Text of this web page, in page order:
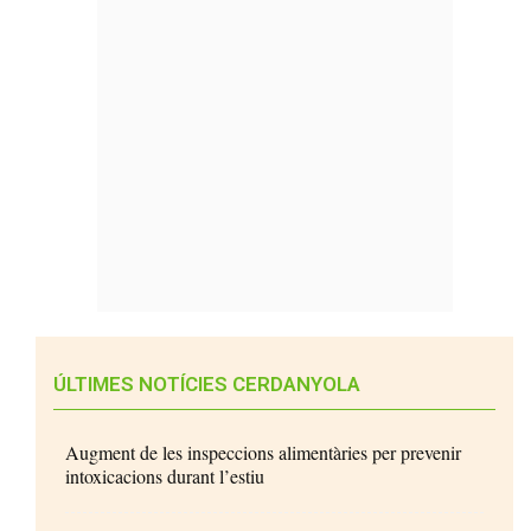
ÚLTIMES NOTÍCIES CERDANYOLA
Augment de les inspeccions alimentàries per prevenir
intoxicacions durant l’estiu